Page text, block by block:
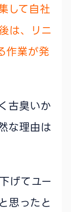
して自社
は、リニ
作業が発
古臭いか
な理由は
げてユー
思ったと